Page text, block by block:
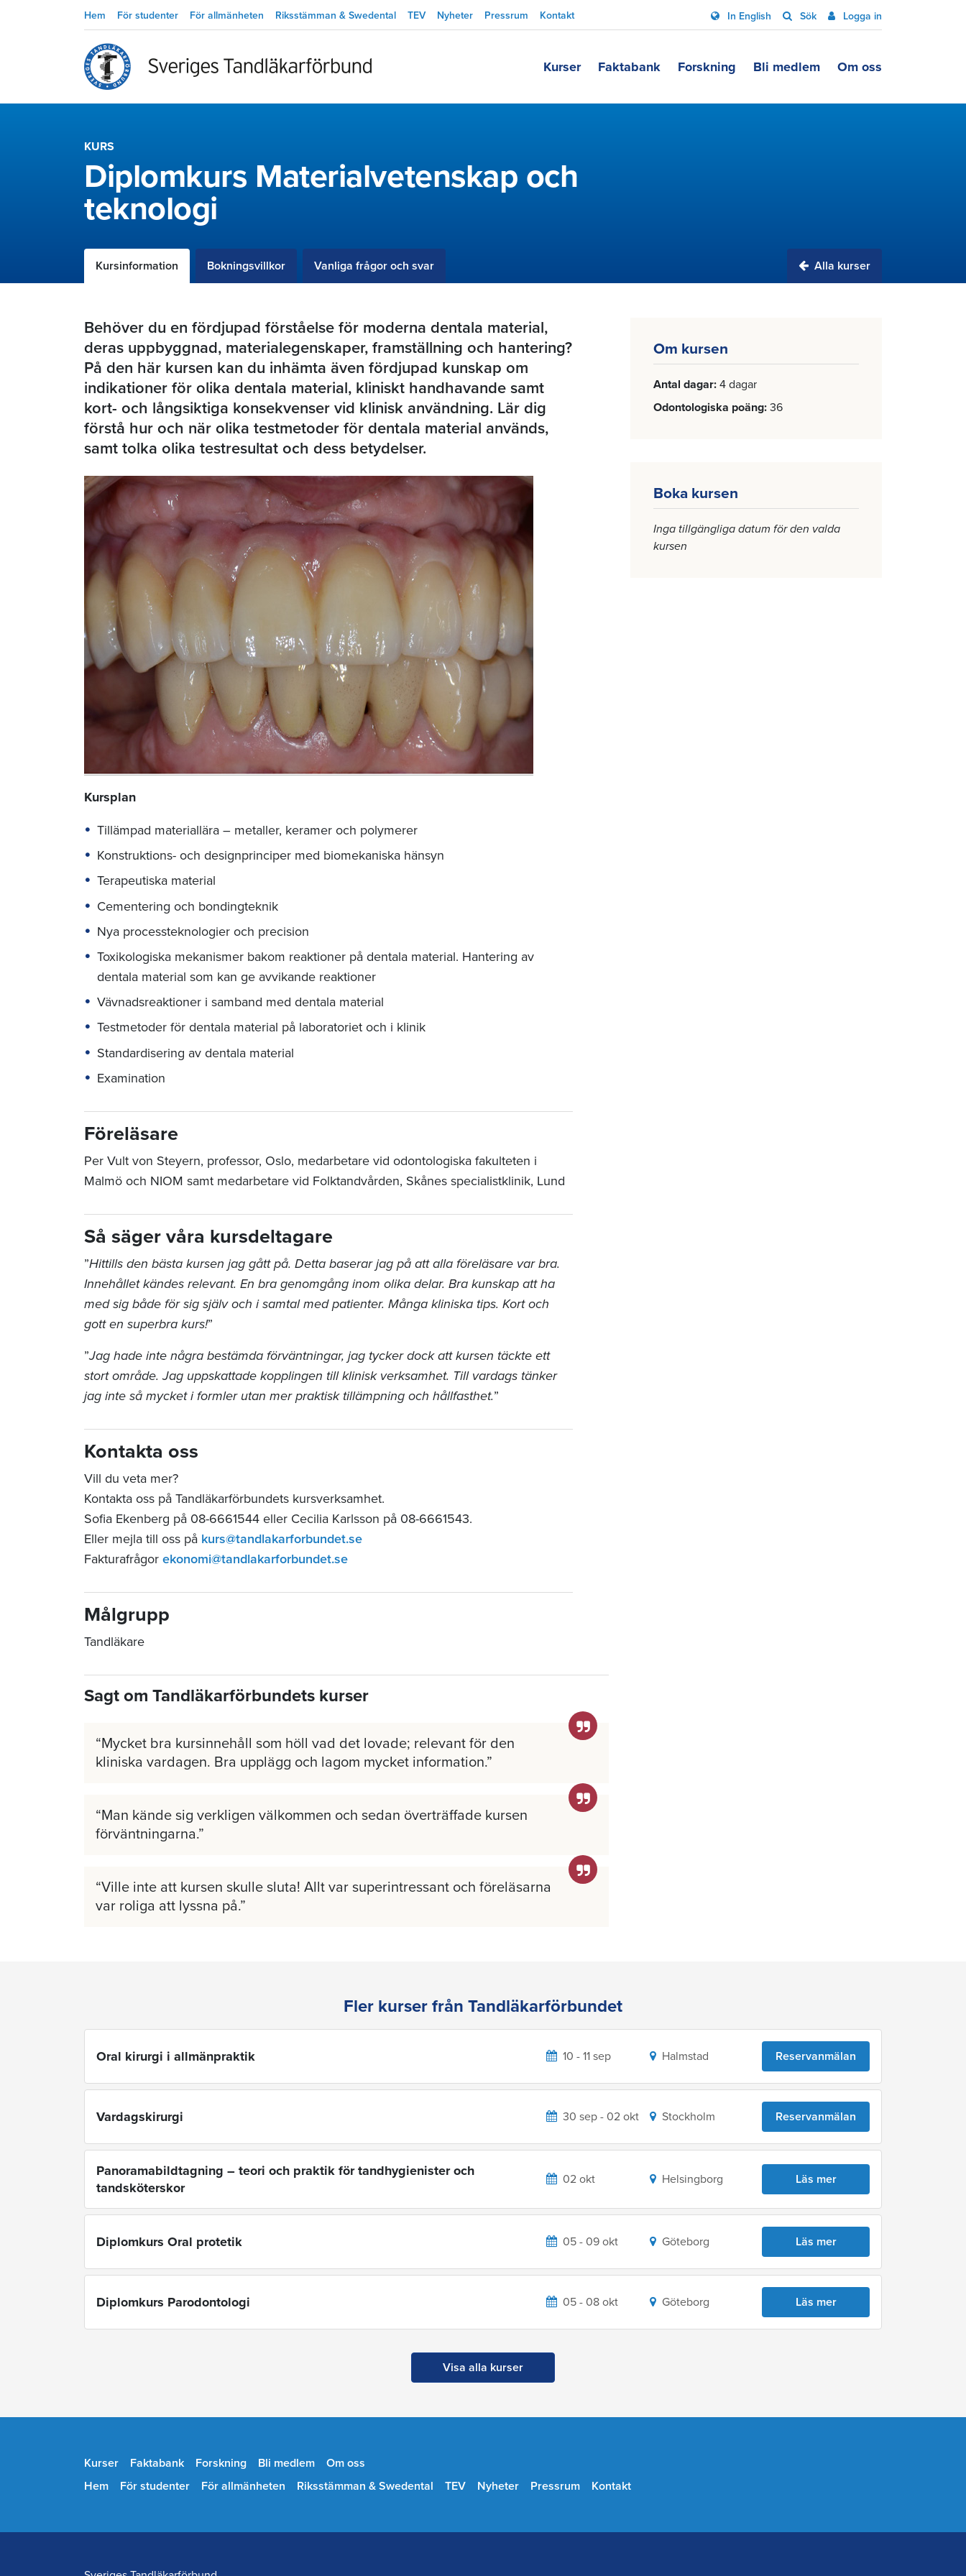
Hem För studenter För allmänheten Riksstämman & Swedental TEV Nyheter Pressrum Kontakt In English Sök Logga in
Kurser Faktabank Forskning Bli medlem Om oss
KURS
Diplomkurs Materialvetenskap och
teknologi
Kursinformation Bokningsvillkor Vanliga frågor och svar Alla kurser
Om kursen
Antal dagar 4 dagar
Odontologiska poäng 36
Boka kursen
Inga tillgängliga datum för den valda
kursen
Behöver du en fördjupad förståelse för moderna dentala material,
deras uppbyggnad, materialegenskaper, framställning och hantering?
På den här kursen kan du inhämta även fördjupad kunskap om
indikationer för olika dentala material, kliniskt handhavande samt
kort- och långsiktiga konsekvenser vid klinisk användning. Lär dig
förstå hur och när olika testmetoder för dentala material används,
samt tolka olika testresultat och dess betydelser.
Kursplan
Tillämpad materiallära – metaller, keramer och polymerer
Konstruktions- och designprinciper med biomekaniska hänsyn
Terapeutiska material
Cementering och bondingteknik
Nya processteknologier och precision
Toxikologiska mekanismer bakom reaktioner på dentala material. Hantering av
dentala material som kan ge avvikande reaktioner
Vävnadsreaktioner i samband med dentala material
Testmetoder för dentala material på laboratoriet och i klinik
Standardisering av dentala material
Examination
Föreläsare
Per Vult von Steyern, professor, Oslo, medarbetare vid odontologiska fakulteten i
Malmö och NIOM samt medarbetare vid Folktandvården, Skånes specialistklinik, Lund
Så säger våra kursdeltagare
”Hittills den bästa kursen jag gått på. Detta baserar jag på att alla föreläsare var bra.
Innehållet kändes relevant. En bra genomgång inom olika delar. Bra kunskap att ha
med sig både för sig själv och i samtal med patienter. Många kliniska tips. Kort och
gott en superbra kurs!”
”Jag hade inte några bestämda förväntningar, jag tycker dock att kursen täckte ett
stort område. Jag uppskattade kopplingen till klinisk verksamhet. Till vardags tänker
jag inte så mycket i formler utan mer praktisk tillämpning och hållfasthet.”
Kontakta oss
Vill du veta mer?
Kontakta oss på Tandläkarförbundets kursverksamhet.
Sofia Ekenberg på 08-6661544 eller Cecilia Karlsson på 08-6661543.
Eller mejla till oss på kurs@tandlakarforbundet.se
Fakturafrågor ekonomi@tandlakarforbundet.se
Målgrupp
Tandläkare
Sagt om Tandläkarförbundets kurser
Mycket bra kursinnehåll som höll vad det lovade; relevant för den
kliniska vardagen. Bra upplägg och lagom mycket information.
Man kände sig verkligen välkommen och sedan överträffade kursen
förväntningarna.
Ville inte att kursen skulle sluta! Allt var superintressant och föreläsarna
var roliga att lyssna på.
Fler kurser från Tandläkarförbundet
Oral kirurgi i allmänpraktik 10 - 11 sep Halmstad Reservanmälan
Vardagskirurgi 30 sep - 02 okt Stockholm Reservanmälan
Panoramabildtagning – teori och praktik för tandhygienister och
tandsköterskor
02 okt Helsingborg Läs mer
Diplomkurs Oral protetik 05 - 09 okt Göteborg Läs mer
Diplomkurs Parodontologi 05 - 08 okt Göteborg Läs mer
Visa alla kurser
Kurser Faktabank Forskning Bli medlem
Om oss
Hem
För studenter För allmänheten Riksstämman & Swedental TEV Nyheter Pressrum Kontakt